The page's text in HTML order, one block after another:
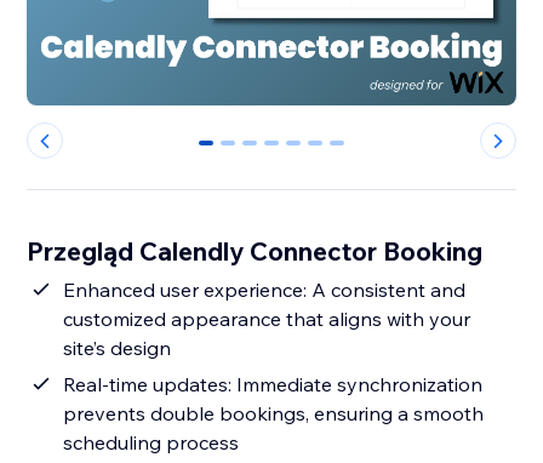
0 1 2 3 4 5 6
Przegląd Calendly Connector Booking
Enhanced user experience: A consistent and
customized appearance that aligns with your
site’s design
Real-time updates: Immediate synchronization
prevents double bookings, ensuring a smooth
scheduling process